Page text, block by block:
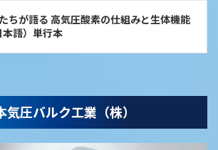
ちが語る 高気圧酸素の仕組みと生体機能
語）単行本
気圧バルク工業（株）